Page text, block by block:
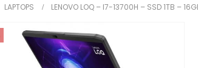
LAPTOPS LENOVO LOQ – I7-13700H – SSD 1TB –